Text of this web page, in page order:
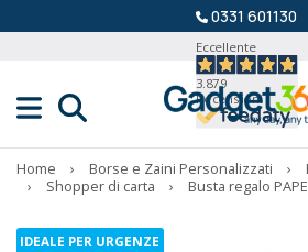
0331 601130
Eccellente
3.879
Recensioni
Home › Borse e Zaini Personalizzati ›
›
Shopper di carta › Busta regalo
IDEALE PER URGENZE